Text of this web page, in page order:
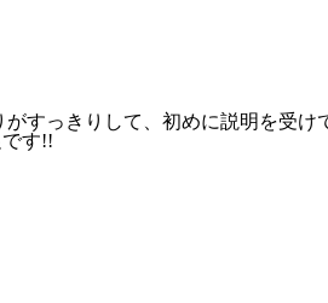
すっきりして、初めに説明を受け
す!!